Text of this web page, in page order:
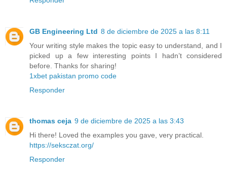
GB Engineering Ltd 8 de diciembre de 2025 a las 8:11
Your writing style makes the topic easy to understand, and I
picked up a few interesting points I hadn’t considered
before. Thanks for sharing!
1xbet pakistan promo code
Responder
thomas ceja 9 de diciembre de 2025 a las 3:43
Hi there! Loved the examples you gave, very practical.
https://seksczat.org/
Responder